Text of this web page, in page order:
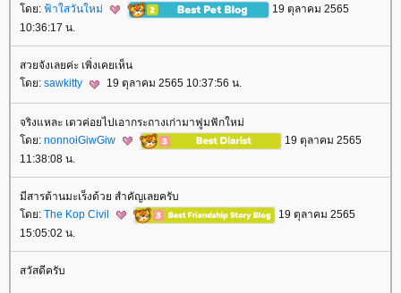
ดย: ฟ้าใสวันใหม่
19 ตุลาคม 2565
10:36:17 น.
สวยจังเลยค่ะ เพิ่งเคยเห็น
ดย: sawkitty 19 ตุลาคม 2565 10:37:56 น.
จริงแหละ เดวค่อยไปเอากระถางเก่ามาฟูมฟักใหม่
ดย: nonnoiGiwGiw
19 ตุลาคม 2565
11:38:08 น.
มีสารต้านมะเร็งด้วย สำคัญเลยครับ
ดย: The Kop Civil
19 ตุลาคม 2565
15:05:02 น.
สวัสดีครับ